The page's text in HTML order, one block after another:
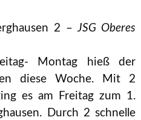
2 –JSG Oberes
Montag hieß der
diese Woche. Mit 2
es am Freitag zum 1.
Durch 2 schnelle